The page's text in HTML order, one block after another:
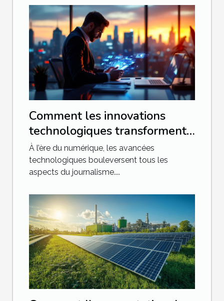
Comment les innovations
technologiques transforment-
elles le journalisme ?
À l’ère du numérique, les avancées
technologiques bouleversent tous les
aspects du journalisme....